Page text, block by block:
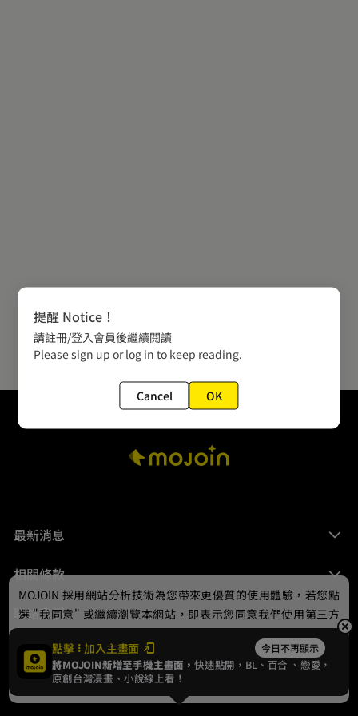
最新消息
相關條款
聯絡我們
© 2024 gamania Digital Entertainment Co., Ltd.
點擊 加入主畫面 今日不再顯示
將MOJOIN新增至手機主畫面，快速點開，BL、 百合 、戀愛，
原創台灣漫畫、小說線上看！
MOJOIN 採用網站分析技術為您帶來更優質的使用體驗，若您點
選 "我同意" 或繼續瀏覽本網站，即表示您同意我們使用第三方
Cookie，欲瞭解更多資訊請見隱私權政策。
我同意
提醒 Notice！
請註冊/登入會員後繼續閱讀
Please sign up or log in to keep reading.
Cancel OK